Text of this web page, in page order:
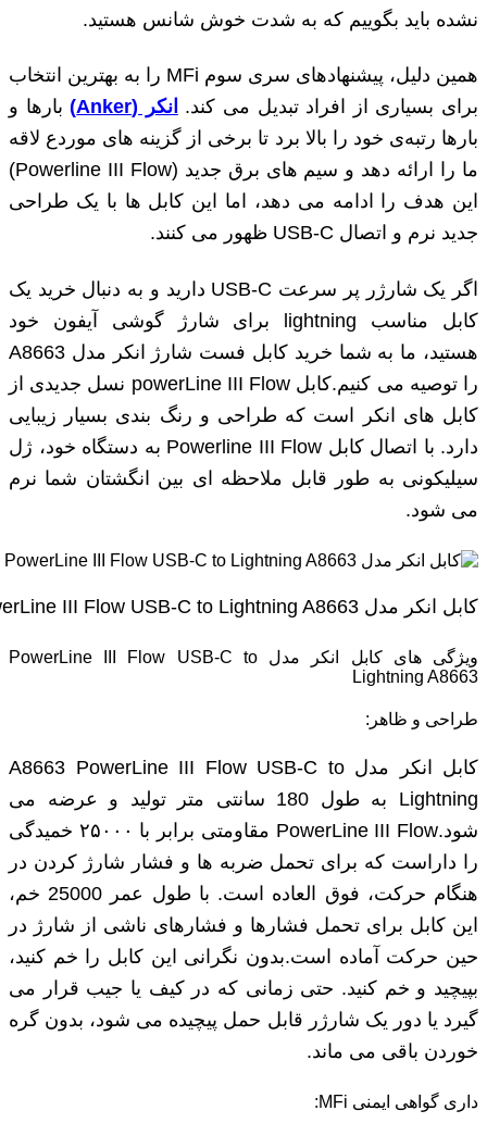
نشده باید بگوییم که به شدت خوش شانس هستید.
همین دلیل، پیشنهاد‌های سری سوم MFi را به بهترین انتخاب
برای بسیاری از افراد تبدیل می ‌کند. انکر (Anker)
بارها و
بارها رتبه‌ی خود را بالا برد تا برخی از گزینه‌ های موردع لاقه
ما را ارائه دهد و سیم ‌های برق جدید (Powerline III Flow)
این هدف را ادامه می ‌دهد، اما این کابل ‎ها با یک طراحی
جدید نرم و اتصال USB-C ظهور می ‎کنند.
اگر یک شارژر پر سرعت USB-C دارید و به دنبال خرید یک
کابل مناسب lightning برای شارژ گوشی آیفون خود
هستید، ما به شما خرید کابل فست شارژ انکر مدل A8663
را توصیه می‌ کنیم.کابل powerLine III Flow نسل جدیدی از
کابل های انکر است که طراحی و رنگ بندی بسیار زیبایی
دارد. با اتصال کابل Powerline III Flow به دستگاه خود، ژل
سیلیکونی به ‌طور قابل ‌ملاحظه ‎ای بین انگشتان شما نرم
می‌ شود.
کابل انکر مدل PowerLine III Flow USB-C to Lightning A8663
ویژگی های کابل انکر مدل PowerLine III Flow USB-C to
Lightning A8663
طراحی و ظاهر:
کابل انکر مدل A8663 PowerLine III Flow USB-C to
Lightning به طول 180 سانتی متر تولید و عرضه می
شود.PowerLine III Flow مقاومتی برابر با ۲۵۰۰۰ خمیدگی
را داراست که برای تحمل ضربه ‌ها و فشار شارژ کردن در
هنگام حرکت، فوق ‌العاده است. با طول عمر 25000 خم،
این کابل برای تحمل فشارها و فشارهای ناشی از شارژ در
حین حرکت آماده است.بدون نگرانی این کابل را خم‌ کنید،
بپیچید و خم کنید. حتی زمانی که در کیف یا جیب قرار می
گیرد یا دور یک شارژر قابل حمل پیچیده می شود، بدون گره
خوردن باقی می ماند.
داری گواهی ایمنی MFi: